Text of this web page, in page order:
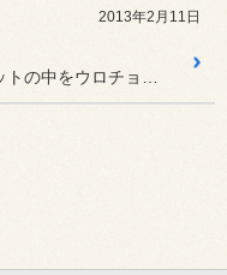
2013年2月11日